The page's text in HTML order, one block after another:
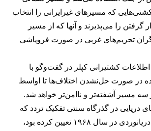
که مسیرهای غیرایرانی را انتخاب
را می‌پذیرند و آنها که از مسیر
نگران تحریم‌های غربی در صورت فروپاشی
کشتیرانی کپلر در گفت‌و‌گو با
در صورت حل‌نشدن اختلاف‌ها تا اواسط
سه مسیر آشفته‌تر و ناامن‌تر خواهد شد.
دریایی در گذرگاه سنتی تفکیک تردد که
سازمان بین‌المللی دریانوردی در سال ۱۹۶۸ تعیین کرده بود،